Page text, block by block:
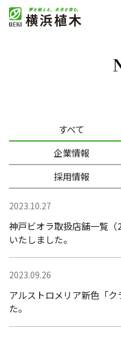
すべて
企業情報
採用情報
2023.10.27
神戸ビオラ取扱店舗一覧
いたしました。
2023.09.26
アルストロメリア新色「
た。